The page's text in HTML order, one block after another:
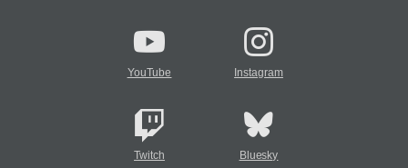
YouTube Instagram
Twitch Bluesky